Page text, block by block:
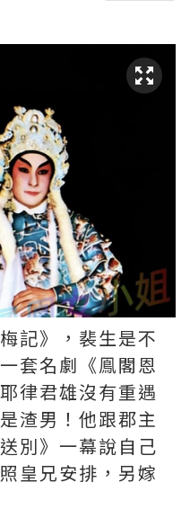
記》，裴生是不
套名劇《鳯閣恩
律君雄沒有重遇
渣男！他跟郡主
別》一幕說自己
皇兄安排，另嫁